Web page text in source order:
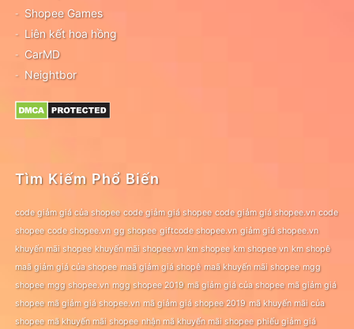
Shopee Games
Liên kết hoa hồng
CarMD
Neightbor
Tìm Kiếm Phổ Biến
code giảm giá của shopee code giảm giá shopee code giảm giá shopee.vn code
shopee code shopee.vn gg shopee giftcode shopee.vn giảm giá shopee.vn
khuyến mãi shopee khuyến mãi shopee.vn km shopee km shopee vn km shopê
maã giảm giá của shopee maã giảm giá shopê maã khuyến mãi shopee mgg
shopee mgg shopee.vn mgg shopee 2019 mã giảm giá của shopee mã giảm giá
shopee mã giảm giá shopee.vn mã giảm giá shopee 2019 mã khuyến mãi của
shopee mã khuyến mãi shopee nhận mã khuyến mãi shopee phiếu giảm giá